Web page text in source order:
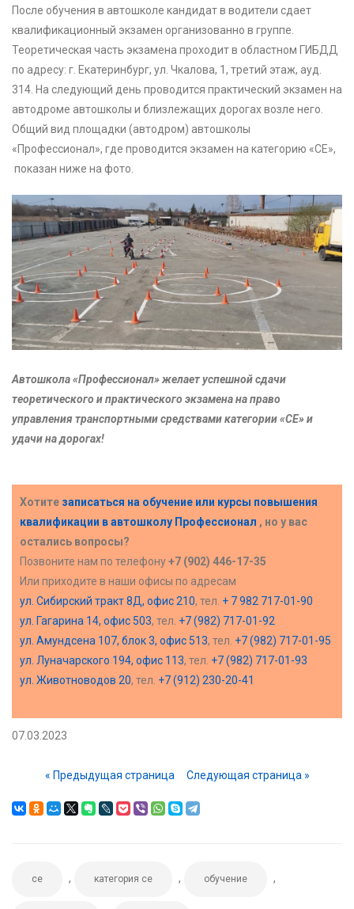
После обучения в автошколе кандидат в водители сдает
квалификационный экзамен организованно в группе.
Теоретическая часть экзамена проходит в областном ГИБДД
по адресу: г. Екатеринбург, ул. Чкалова, 1, третий этаж, ауд.
314. На следующий день проводится практический экзамен на
автодроме автошколы и близлежащих дорогах возле него.
Общий вид площадки (автодром) автошколы
«Профессионал», где проводится экзамен на категорию «СЕ»,
показан ниже на фото.
Автошкола «Профессионал» желает успешной сдачи
теоретического и практического экзамена на право
управления транспортными средствами категории «CE» и
удачи на дорогах!
Хотите записаться на обучение или курсы повышения
квалификации вавтошколу Профессионал , но у вас
остались вопросы?
Позвоните нам по телефону+7 (902) 446-17-35
Или приходите в наши офисы по адресам
ул. Сибирский тракт 8Д, офис 210, тел. + 7 982 717-01-90
ул. Гагарина 14, офис 503, тел. +7 (982) 717-01-92
ул. Амундсена 107, блок 3, офис 513, тел. +7 (982) 717-01-95
ул. Луначарского 194, офис 113, тел. +7 (982) 717-01-93
ул. Животноводов 20, тел. +7 (912) 230-20-41
07.03.2023
« Предыдущая страница Следующая страница »
ce , категория ce , обучение ,